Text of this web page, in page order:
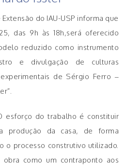
do IAU-USP informa que
das 9h às 18h,será oferecido
reduzido como instrumento
e divulgação de culturas
de Sérgio Ferro –
esforço do trabalho é constituir
produção da casa, de forma
o processo construtivo utilizado.
como um contraponto aos